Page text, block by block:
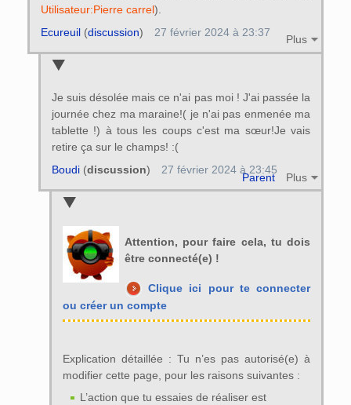
Utilisateur:Pierre carrel).
Plus
Ecureuil(discussion) 27 février 2024 à 23:37
Je suis désolée mais ce n'ai pas moi ! J'ai passée la
journée chez ma maraine!( je n'ai pas enmenée ma
tablette !) à tous les coups c'est ma sœur!Je vais
retire ça sur le champs! :(
Parent Plus
Boudi(discussion) 27 février 2024 à 23:45
Attention, pour faire cela, tu dois
être connecté(e) !
Clique ici pour te connecter
ou créer un compte
Explication détaillée : Tu n’es pas autorisé(e) à
modifier cette page, pour les raisons suivantes :
L’action que tu essaies de réaliser est